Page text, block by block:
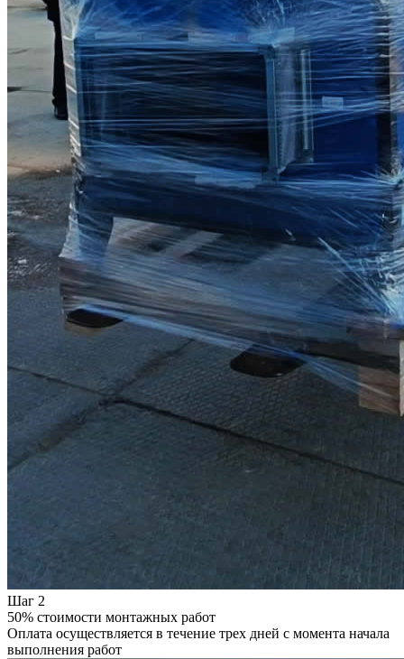
Шаг 2
50% стоимости монтажных работ
Оплата осуществляется в течение трех дней с момента начала
выполнения работ